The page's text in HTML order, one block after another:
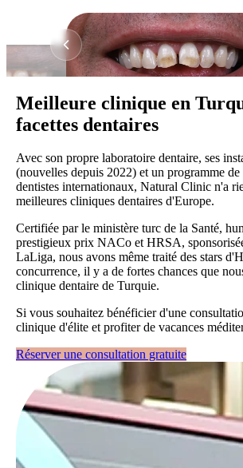
Meilleure clinique en
facettes dentaires
Avec son propre laboratoire dentaire, ses
(nouvelles depuis 2022) et un programme
dentistes internationaux, Natural Clinic n'a
meilleures cliniques dentaires d'Europe.
Certifiée par le ministère turc de la Santé,
prestigieux prix NACo et HRSA,
LaLiga, nous avons même traité des stars
concurrence, il y a de fortes chances que
clinique dentaire de Turquie.
Si vous souhaitez bénéficier d'une
clinique d'élite et profiter de vacances
Réserver une consultation gratuite